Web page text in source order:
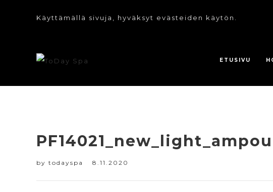
Käyttämällä sivuja, hyväksyt evästeiden käytön.
ETUSIVU
by todayspa 8.11.2020